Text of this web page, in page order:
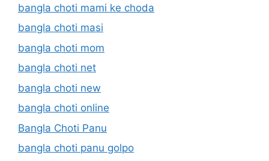
bangla choti mami ke choda
bangla choti masi
bangla choti mom
bangla choti net
bangla choti new
bangla choti online
Bangla Choti Panu
bangla choti panu golpo